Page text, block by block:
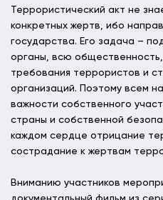
Террористический акт не
конкретных жертв, ибо
государства. Его задача –
органы, всю общественность,
требования террористов и
организаций. Поэтому всем
важности собственного
страны и собственной
каждом сердце отрицание
сострадание к жертвам
Вниманию участников